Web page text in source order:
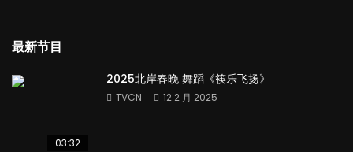
最新节目
03:32
2025北岸春晚 舞蹈《筷乐飞扬》
TVCN 12 2 月 2025